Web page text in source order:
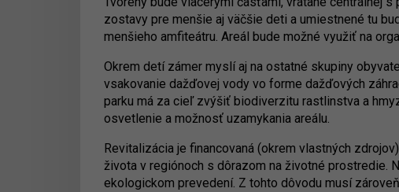
zostavy pre menšie aj väčšie deti a umiestnené tu
menšieho amfiteátru. Areál bude možné využiť na
Okrem detí zámer myslí aj na ostatné skupiny
vsakovanie dažďovej vody vo forme dažďových
parku má za cieľ zvýšiť biodiverzitu rastlinstva a
osvetlenie a možnosť uzamykania areálu.
Revitalizácia je financovaná (okrem vlastných
života v regiónoch s dôrazom na životné prostredie.
ekologickom prevedení. Z tohto dôvodu musí